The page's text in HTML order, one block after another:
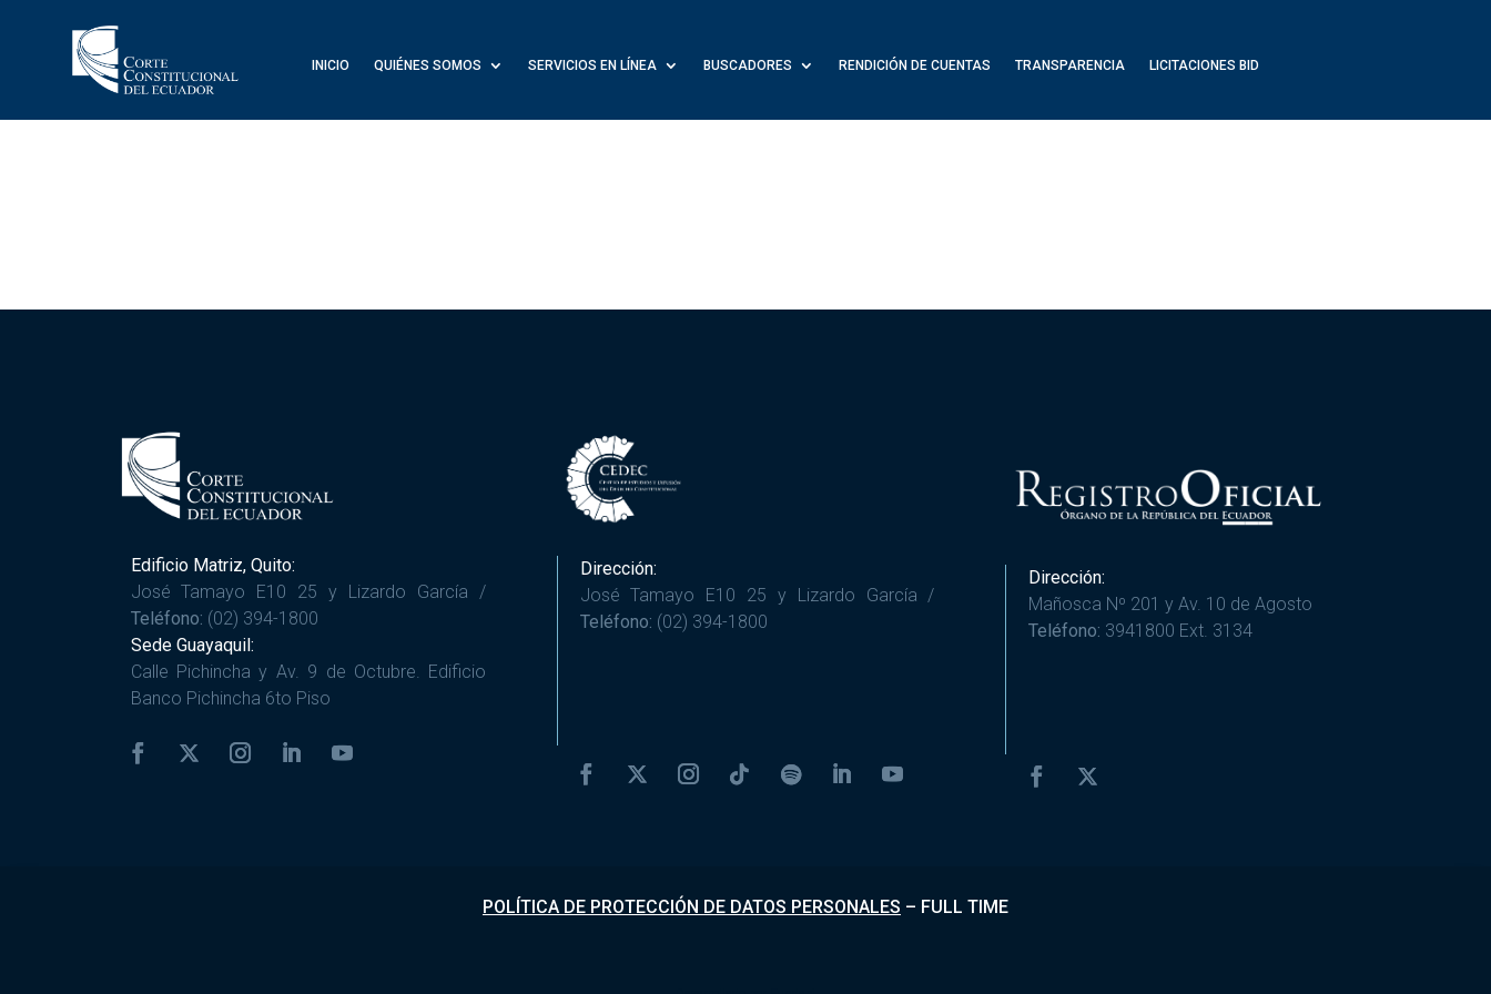
INICIO QUIÉNES SOMOS SERVICIOS EN LÍNEA BUSCADORES RENDICIÓN DE CUENTAS TRANSPARENCIA LICITACIONES BID
Edificio Matriz, Quito:
José Tamayo E10 25 y Lizardo García /
Teléfono: (02) 394-1800
Sede Guayaquil:
Calle Pichincha y Av. 9 de Octubre. Edificio
Banco Pichincha 6to Piso
Dirección:
José Tamayo E10 25 y Lizardo García /
Teléfono: (02) 394-1800
Dirección:
Mañosca Nº 201 y Av. 10 de Agosto
Teléfono: 3941800 Ext. 3134
POLÍTICA DE PROTECCIÓN DE DATOS PERSONALES – FULL TIME